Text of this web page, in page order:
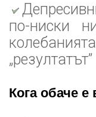
по-ниски
Кога обаче